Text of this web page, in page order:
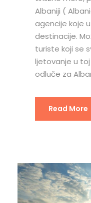
Albaniji (
agencije koje
destinacije.
turiste koji se
ljetovanje u toj
odluče za
Read More